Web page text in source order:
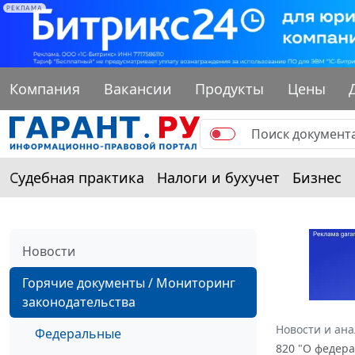
РЕКЛАМА
Компания Вакансии Продукты Цены
Судебная практика Налоги и бухучет Бизнес
Новости
Горячие документы / Мониторинг
законодательства
Федеральные
Новости и
820 "О